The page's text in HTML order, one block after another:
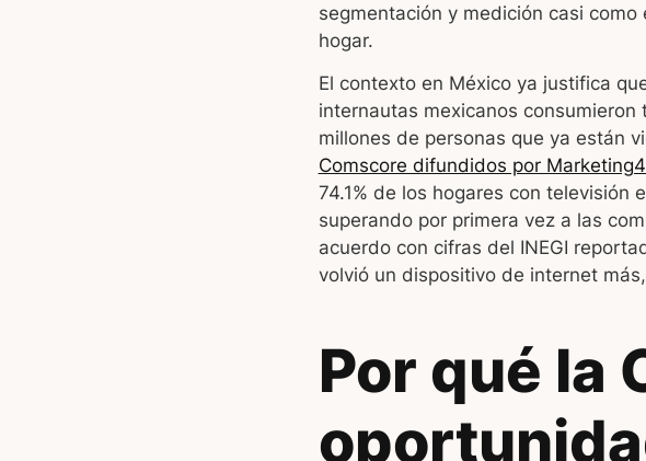
segmentación y medición casi
hogar.
El contexto en México ya justifica
internautas mexicanos
millones de personas que ya están
Comscore difundidos por
74.1% de los hogares con televisión
superando por primera vez a las
acuerdo con cifras del INEGI
volvió un dispositivo de internet
Por qué la